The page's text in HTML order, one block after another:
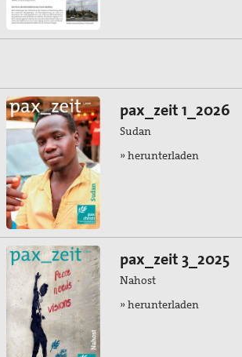
pax_zeit 1_2026
Sudan
» herunterladen
pax_zeit 3_2025
Nahost
» herunterladen